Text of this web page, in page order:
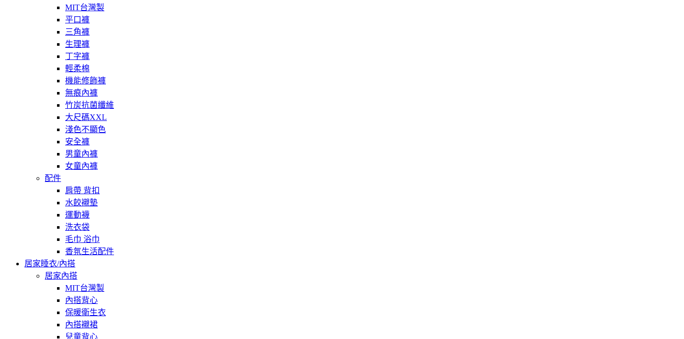
MIT台灣製
平口褲
三角褲
生理褲
丁字褲
輕柔棉
機能修飾褲
無痕內褲
竹炭抗菌纖維
大尺碼XXL
淺色不顯色
安全褲
男童內褲
女童內褲
配件
肩帶 背扣
水餃襯墊
運動襪
洗衣袋
毛巾 浴巾
香氛生活配件
居家睡衣/內搭
居家內搭
MIT台灣製
內搭背心
保暖衛生衣
內搭襯裙
兒童背心